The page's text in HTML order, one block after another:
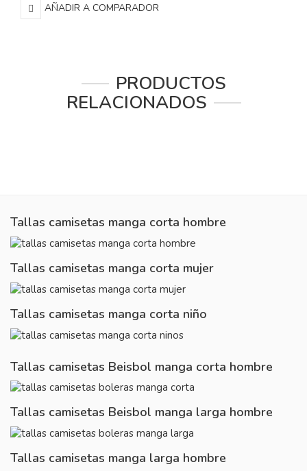
AÑADIR A COMPARADOR
PRODUCTOS
RELACIONADOS
Tallas camisetas manga corta hombre
Tallas camisetas manga corta mujer
Tallas camisetas manga corta niño
Tallas camisetas Beisbol manga corta hombre
Tallas camisetas Beisbol manga larga hombre
Tallas camisetas manga larga hombre